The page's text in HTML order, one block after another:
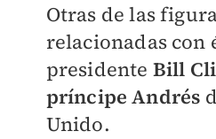
Otras de las
relacionadas con
presidente Bill
príncipe Andrés
Unido.